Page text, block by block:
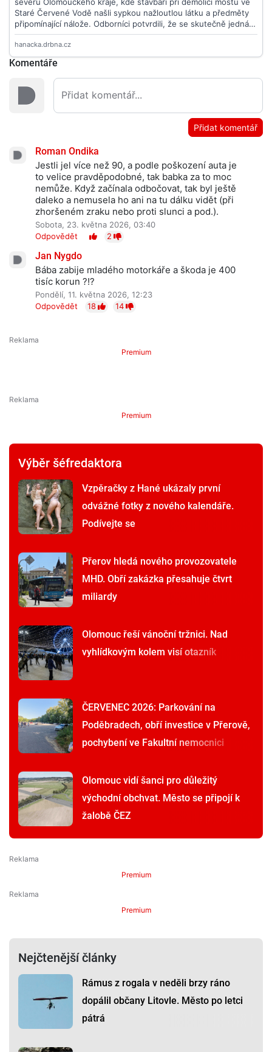
Komentáře
Přidat komentář
Roman Ondika
Jestli jel více než 90, a podle poškození auta je
to velice pravděpodobné, tak babka za to moc
nemůže. Když začínala odbočovat, tak byl ještě
daleko a nemusela ho ani na tu dálku vidět (při
zhoršeném zraku nebo proti slunci a pod.).
Sobota, 23. května 2026, 03:40
Odpovědět
2
Jan Nygdo
Bába zabije mladého motorkáře a škoda je 400
tisíc korun ?!?
Pondělí, 11. května 2026, 12:23
Odpovědět
18 14
Premium
Premium
Výběr šéfredaktora
Vzpěračky z Hané ukázaly první
odvážné fotky z nového kalendáře.
Podívejte se
Přerov hledá nového provozovatele
MHD. Obří zakázka přesahuje čtvrt
miliardy
Olomouc řeší vánoční tržnici. Nad
vyhlídkovým kolem visí otazník
ČERVENEC 2026: Parkování na
Poděbradech, obří investice v Přerově,
pochybení ve Fakultní nemocnici
Olomouc vidí šanci pro důležitý
východní obchvat. Město se připojí k
žalobě ČEZ
Premium
Premium
Nejčtenější články
Rámus z rogala v neděli brzy ráno
dopálil občany Litovle. Město po letci
pátrá